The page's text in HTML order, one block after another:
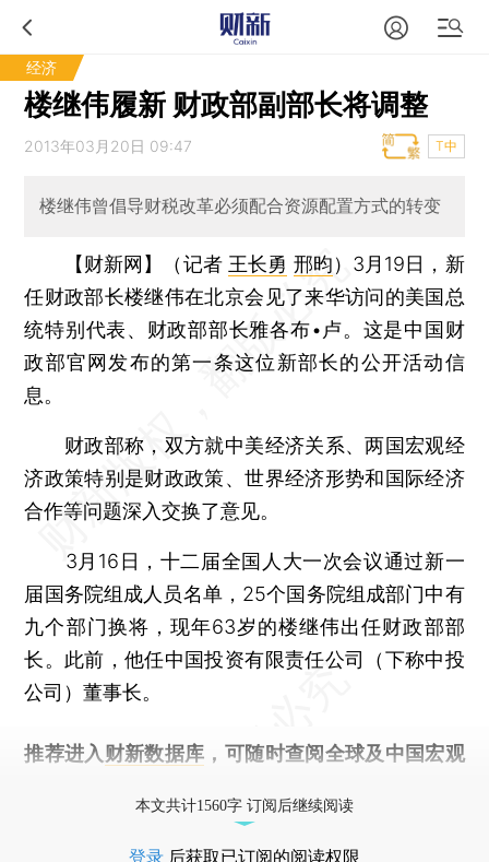
经济
楼继伟履新 财政部副部长将调整
2013年03月20日 09:47 T中
楼继伟曾倡导财税改革必须配合资源配置方式的转变
【财新网】（记者 王长勇 邢昀） 3月19日，新
任财政部长楼继伟在北京会见了来华访问的美国总
统特别代表、财政部部长雅各布•卢。这是中国财
政部官网发布的第一条这位新部长的公开活动信
息。
财政部称，双方就中美经济关系、两国宏观经
济政策特别是财政政策、世界经济形势和国际经济
合作等问题深入交换了意见。
3月16日，十二届全国人大一次会议通过新一
届国务院组成人员名单，25个国务院组成部门中有
九个部门换将，现年63岁的楼继伟出任财政部部
长。此前，他任中国投资有限责任公司（下称中投
公司）董事长。
推荐进入 财新数据库 ，可随时查阅全球及中国宏观
本文共计1560字 订阅后继续阅读
登录 后获取已订阅的阅读权限